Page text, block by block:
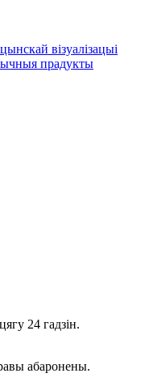
візуалізацыі
прадукты
24 гадзін.
абаронены.